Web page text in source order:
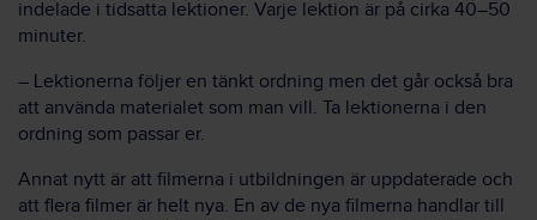
indelade i tidsatta lektioner. Varje lektion är på cirka 40–50
minuter.
– Lektionerna följer en tänkt ordning men det går också bra
att använda materialet som man vill. Ta lektionerna i den
ordning som passar er.
Annat nytt är att filmerna i utbildningen är uppdaterade och
att flera filmer är helt nya. En av de nya filmerna handlar till